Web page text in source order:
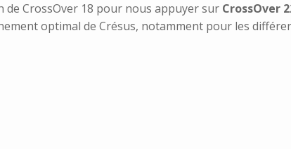
de CrossOver 18 pour nous appuyer sur CrossOver
optimal de Crésus, notamment pour les